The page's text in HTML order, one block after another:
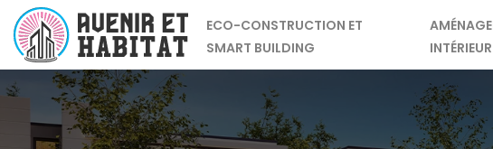
ECO-CONSTRUCTION ET
SMART BUILDING
INTÉRIEUR